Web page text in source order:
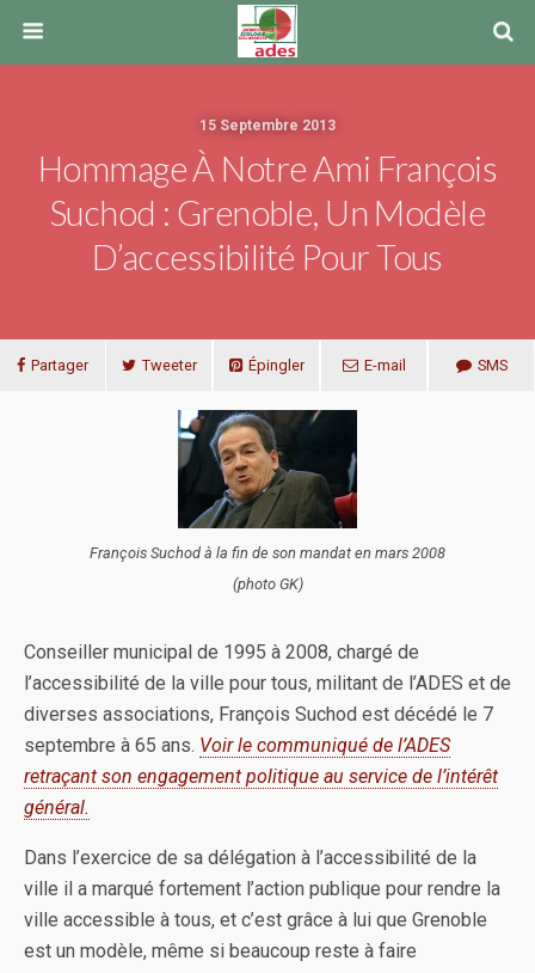
15 Septembre 2013
Hommage À Notre Ami François
Suchod : Grenoble, Un Modèle
D’accessibilité Pour Tous
Partager Tweeter Épingler E-mail SMS
François Suchod à la fin de son mandat en mars 2008
(photo GK)
Conseiller municipal de 1995 à 2008, chargé de
l’accessibilité de la ville pour tous, militant de l’ADES et de
diverses associations, François Suchod est décédé le 7
septembre à 65 ans. Voir le communiqué de l’ADES
retraçant son engagement politique au service de l’intérêt
général.
Dans l’exercice de sa délégation à l’accessibilité de la
ville il a marqué fortement l’action publique pour rendre la
ville accessible à tous, et c’est grâce à lui que Grenoble
est un modèle, même si beaucoup reste à faire